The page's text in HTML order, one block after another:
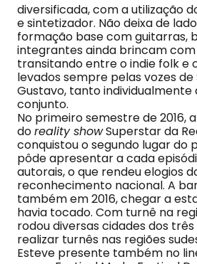
diversificada, com a utilização
e sintetizador. Não deixa de
formação base com guitarras,
integrantes ainda brincam
transitando entre o indie folk e
levados sempre pelas vozes de
Gustavo, tanto individualmente
conjunto.
No primeiro semestre de 2016,
doreality showSuperstar da
conquistou o segundo lugar do
pôde apresentar a cada
autorais, o que rendeu elogios
reconhecimento nacional. A
também em 2016, chegar a
havia tocado. Com turnê na
rodou diversas cidades dos
realizar turnês nas regiões
Esteve presente também no